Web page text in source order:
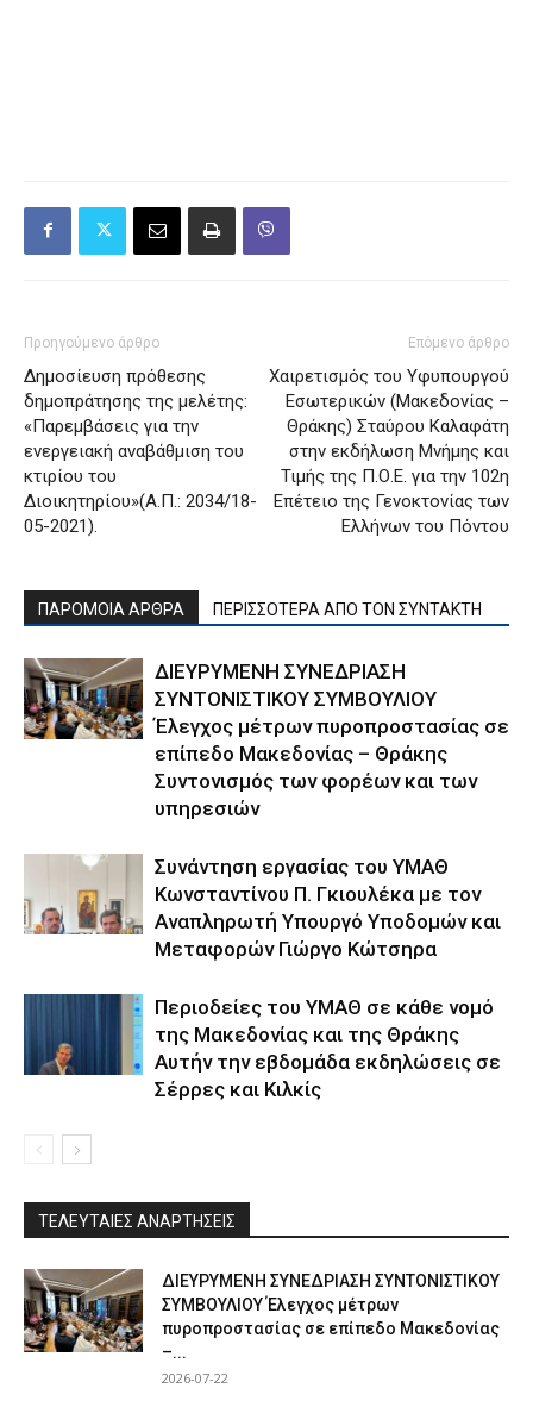
Προηγούμενο άρθρο
Δημοσίευση πρόθεσης
δημοπράτησης της μελέτης:
«Παρεμβάσεις για την
ενεργειακή αναβάθμιση του
κτιρίου του
Διοικητηρίου»(Α.Π.: 2034/18-
05-2021).
Επόμενο άρθρο
Χαιρετισμός του Υφυπουργού
Εσωτερικών (Μακεδονίας –
Θράκης) Σταύρου Καλαφάτη
στην εκδήλωση Μνήμης και
Τιμής της Π.Ο.Ε. για την 102η
Επέτειο της Γενοκτονίας των
Ελλήνων του Πόντου
ΠΑΡΟΜΟΙΑ ΑΡΘΡΑ ΠΕΡΙΣΣΟΤΕΡΑ ΑΠΟ ΤΟΝ ΣΥΝΤΑΚΤΗ
ΔΙΕΥΡΥΜΕΝΗ ΣΥΝΕΔΡΙΑΣΗ
ΣΥΝΤΟΝΙΣΤΙΚΟΥ ΣΥΜΒΟΥΛΙΟΥ
Έλεγχος μέτρων πυροπροστασίας σε
επίπεδο Μακεδονίας – Θράκης
Συντονισμός των φορέων και των
υπηρεσιών
Συνάντηση εργασίας του ΥΜΑΘ
Κωνσταντίνου Π. Γκιουλέκα με τον
Αναπληρωτή Υπουργό Υποδομών και
Μεταφορών Γιώργο Κώτσηρα
Περιοδείες του ΥΜΑΘ σε κάθε νομό
της Μακεδονίας και της Θράκης
Αυτήν την εβδομάδα εκδηλώσεις σε
Σέρρες και Κιλκίς
ΤΕΛΕΥΤΑΙΕΣ ΑΝΑΡΤΗΣΕΙΣ
ΔΙΕΥΡΥΜΕΝΗ ΣΥΝΕΔΡΙΑΣΗ ΣΥΝΤΟΝΙΣΤΙΚΟΥ
ΣΥΜΒΟΥΛΙΟΥ Έλεγχος μέτρων
πυροπροστασίας σε επίπεδο Μακεδονίας
–...
2026-07-22